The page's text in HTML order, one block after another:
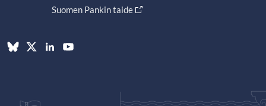
Suomen Pankin taide